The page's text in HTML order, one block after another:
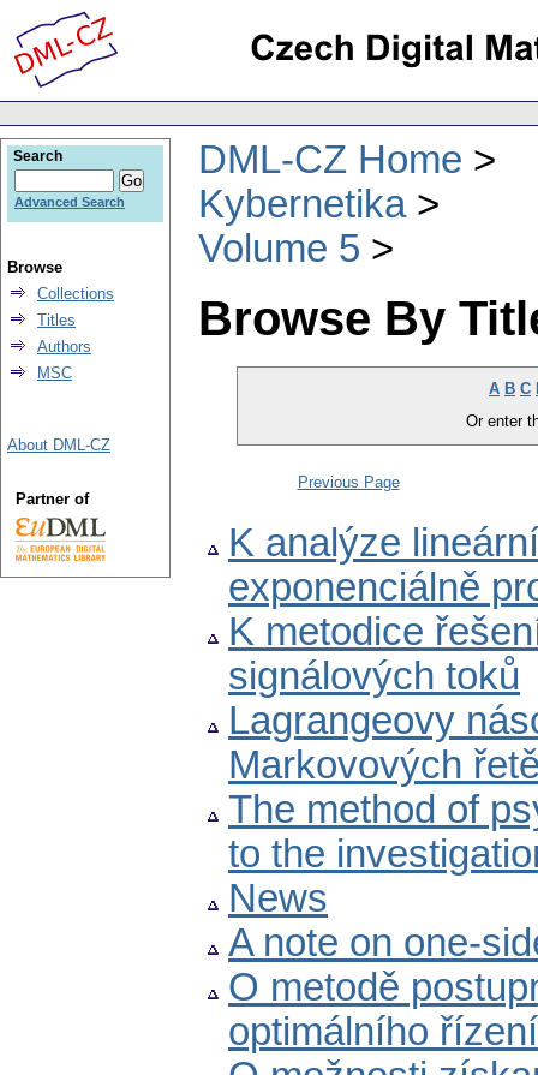
DML-CZ Home
Kybernetika
Volume 5
Browse By
A B C
Or enter
Previous Page
K analýze
exponenciálně
K metodice
signálových toků
Lagrangeovy
Markovových
The method of
to the
News
A note on one-
O metodě
optimálního
Search
Advanced Search
Browse
Collections
Titles
Authors
MSC
About DML-CZ
Partner of